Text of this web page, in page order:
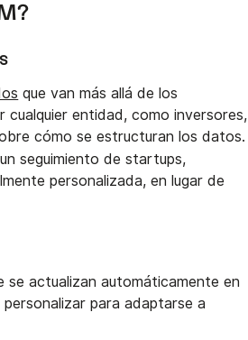
que van más allá de los
entidad, como inversores,
cómo se estructuran los datos.
seguimiento de startups,
personalizada, en lugar de
se actualizan automáticamente en
para adaptarse a